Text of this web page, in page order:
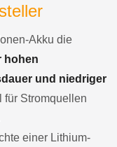
Akku die
hohen
und niedriger
für Stromquellen
einer Lithium-